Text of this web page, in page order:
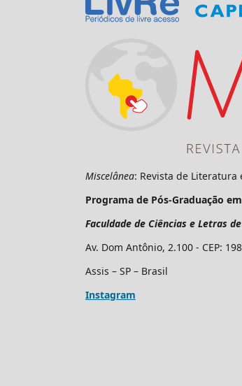
Miscelânea: Revista de Literatura
Programa de Pós-Graduação
Faculdade de Ciências e Letras
Av. Dom Antônio, 2.100 - CEP:
Assis – SP – Brasil
Instagram